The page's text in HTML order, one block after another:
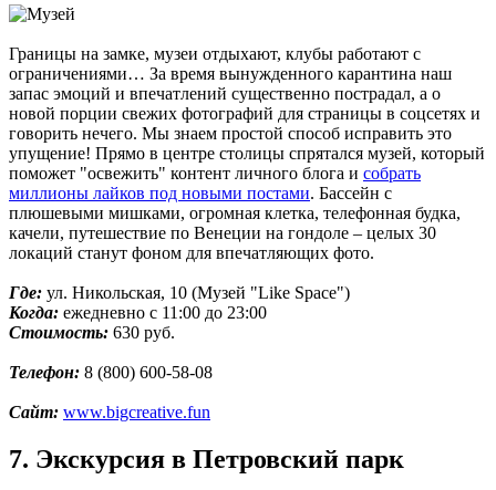
Границы на замке, музеи отдыхают, клубы работают с
ограничениями… За время вынужденного карантина наш
запас эмоций и впечатлений существенно пострадал, а о
новой порции свежих фотографий для страницы в соцсетях и
говорить нечего. Мы знаем простой способ исправить это
упущение! Прямо в центре столицы спрятался музей, который
поможет "освежить" контент личного блога и собрать
миллионы лайков под новыми постами. Бассейн с
плюшевыми мишками, огромная клетка, телефонная будка,
качели, путешествие по Венеции на гондоле – целых 30
локаций станут фоном для впечатляющих фото.
Где: ул. Никольская, 10 (Музей "Like Space")
Когда: ежедневно с 11:00 до 23:00
Стоимость: 630 руб.
Телефон: 8 (800) 600-58-08
Сайт: www.bigcreative.fun
7. Экскурсия в Петровский парк